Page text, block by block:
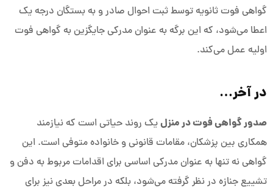
گواهی فوت ثانویه توسط ثبت احوال صادر و به بستگان درجه یک
اعطا می‌شود، که این برگه به عنوان مدرکی جایگزین به گواهی فوت
اولیه عمل می‌کند.
در آخر…
صدور گواهی فوت در منزلیک روند حیاتی است که نیازمند
همکاری بین پزشکان، مقامات قانونی و خانواده متوفی است. این
گواهی نه تنها به عنوان مدرکی اساسی برای اقدامات مربوط به دفن و
تشییع جنازه در نظر گرفته می‌شود، بلکه در مراحل بعدی نیز برای